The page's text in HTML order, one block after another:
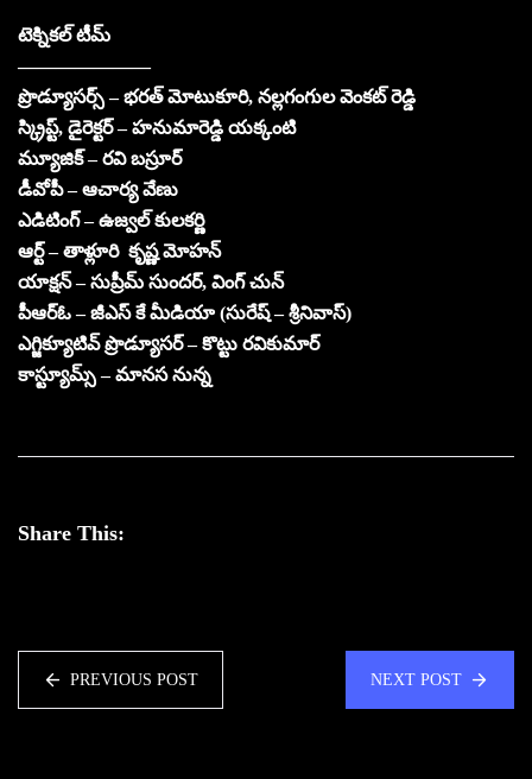
టెక్నికల్ టీమ్
———————
ప్రొడ్యూసర్స్ – భరత్ మోటుకూరి, నల్లగంగుల వెంకట్ రెడ్డి
స్క్రిప్ట్, డైరెక్టర్ – హనుమారెడ్డి యక్కంటి
మ్యూజిక్ – రవి బస్రూర్
డీవోపీ – ఆచార్య వేణు
ఎడిటింగ్ – ఉజ్వల్ కులకర్ణి
ఆర్ట్ – తాళ్లూరి కృష్ణ మోహన్
యాక్షన్ – సుప్రీమ్ సుందర్, వింగ్ చున్
పీఆర్ఓ – జీఎస్ కే మీడియా (సురేష్ – శ్రీనివాస్)
ఎగ్జిక్యూటివ్ ప్రొడ్యూసర్ – కొట్టు రవికుమార్
కాస్ట్యూమ్స్ – మానస నున్న
Share This:
PREVIOUS POST NEXT POST